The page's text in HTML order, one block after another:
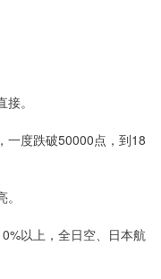
。
一度跌破50000点，到18
以上，全日空、日本航